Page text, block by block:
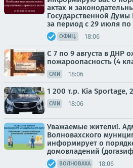
актах и
Государственной
за период с 29 июля по
ОФИЦ. 18:06
С 7 по 9 августа в ДНР
пожароопасность (4
СМИ 18:06
1 200 т.p. Kia Sportage,
СМИ 18:06
Уважаемые жители!.
Волновахского
информирует о
домовладений
ВОЛНОВАХА 18:06